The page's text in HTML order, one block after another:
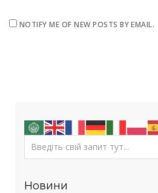
NOTIFY ME OF NEW POSTS BY EMAIL.
Новини